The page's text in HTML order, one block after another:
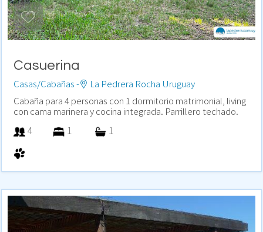
Casuerina
Casas/Cabañas -
La Pedrera Rocha Uruguay
Cabaña para 4 personas con 1 dormitorio matrimonial, living
con cama marinera y cocina integrada. Parrillero techado.
4 1 1